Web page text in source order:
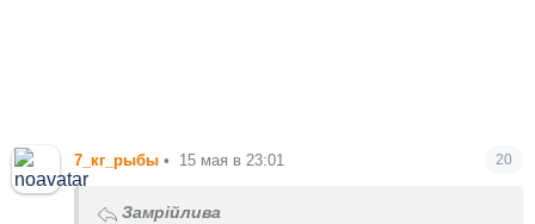
7_кг_рыбы • 15 мая в 23:01 20
Замрійлива